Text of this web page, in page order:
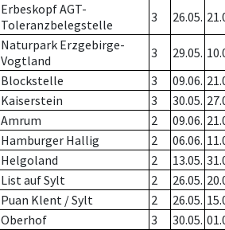
Erbeskopf AGT-
Toleranzbelegstelle
3 26.05.
Naturpark Erzgebirge-
Vogtland
3 29.05.
Blockstelle 3 09.06.
Kaiserstein 3 30.05.
Amrum 2 09.06.
Hamburger Hallig 2 06.06.
Helgoland 2 13.05.
List auf Sylt 2 26.05.
Puan Klent / Sylt 2 26.05.
Oberhof 3 30.05.